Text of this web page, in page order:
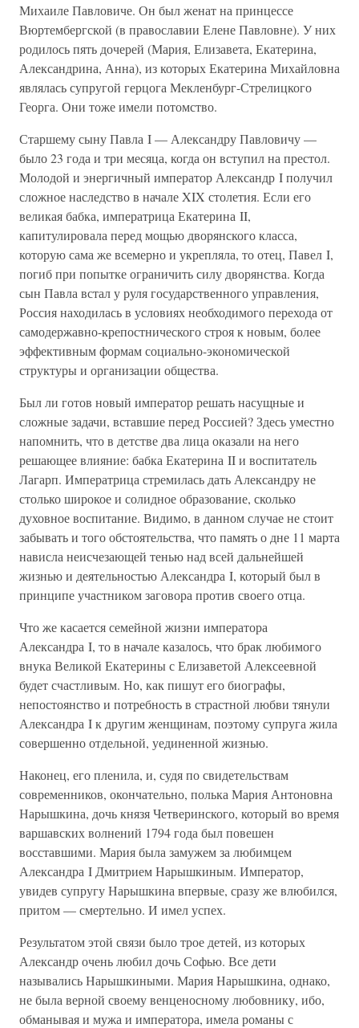
Михаиле Павловиче. Он был женат на принцессе
Вюртембергской (в православии Елене Павловне). У них
родилось пять дочерей (Мария, Елизавета, Екатерина,
Александрина, Анна), из которых Екатерина Михайловна
являлась супругой герцога Мекленбург-Стрелицкого
Георга. Они тоже имели потомство.
Старшему сыну Павла I — Александру Павловичу —
было 23 года и три месяца, когда он вступил на престол.
Молодой и энергичный император Александр I получил
сложное наследство в начале XIX столетия. Если его
великая бабка, императрица Екатерина II,
капитулировала перед мощью дворянского класса,
которую сама же всемерно и укрепляла, то отец, Павел I,
погиб при попытке ограничить силу дворянства. Когда
сын Павла встал у руля государственного управления,
Россия находилась в условиях необходимого перехода от
самодержавно-крепостнического строя к новым, более
эффективным формам социально-экономической
структуры и организации общества.
Был ли готов новый император решать насущные и
сложные задачи, вставшие перед Россией? Здесь уместно
напомнить, что в детстве два лица оказали на него
решающее влияние: бабка Екатерина II и воспитатель
Лагарп. Императрица стремилась дать Александру не
столько широкое и солидное образование, сколько
духовное воспитание. Видимо, в данном случае не стоит
забывать и того обстоятельства, что память о дне 11 марта
нависла неисчезающей тенью над всей дальнейшей
жизнью и деятельностью Александра I, который был в
принципе участником заговора против своего отца.
Что же касается семейной жизни императора
Александра I, то в начале казалось, что брак любимого
внука Великой Екатерины с Елизаветой Алексеевной
будет счастливым. Но, как пишут его биографы,
непостоянство и потребность в страстной любви тянули
Александра I к другим женщинам, поэтому супруга жила
совершенно отдельной, уединенной жизнью.
Наконец, его пленила, и, судя по свидетельствам
современников, окончательно, полька Мария Антоновна
Нарышкина, дочь князя Четверинского, который во время
варшавских волнений 1794 года был повешен
восставшими. Мария была замужем за любимцем
Александра I Дмитрием Нарышкиным. Император,
увидев супругу Нарышкина впервые, сразу же влюбился,
притом — смертельно. И имел успех.
Результатом этой связи было трое детей, из которых
Александр очень любил дочь Софью. Все дети
назывались Нарышкиными. Мария Нарышкина, однако,
не была верной своему венценосному любовнику, ибо,
обманывая и мужа и императора, имела романы с